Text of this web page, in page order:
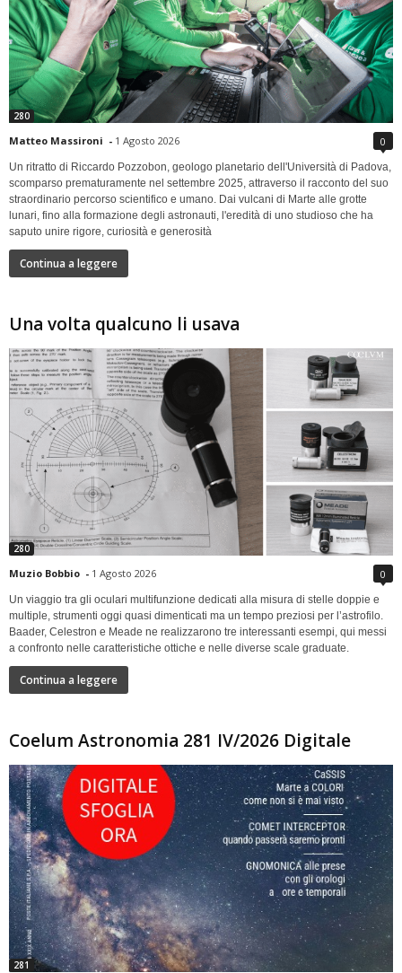
280
Matteo Massironi - 1 Agosto 2026 0
Un ritratto di Riccardo Pozzobon, geologo planetario dell'Università di Padova,
scomparso prematuramente nel settembre 2025, attraverso il racconto del suo
straordinario percorso scientifico e umano. Dai vulcani di Marte alle grotte
lunari, fino alla formazione degli astronauti, l'eredità di uno studioso che ha
saputo unire rigore, curiosità e generosità
Continua a leggere
Una volta qualcuno li usava
280
Muzio Bobbio - 1 Agosto 2026 0
Un viaggio tra gli oculari multifunzione dedicati alla misura di stelle doppie e
multiple, strumenti oggi quasi dimenticati ma un tempo preziosi per l’astrofilo.
Baader, Celestron e Meade ne realizzarono tre interessanti esempi, qui messi
a confronto nelle caratteristiche ottiche e nelle diverse scale graduate.
Continua a leggere
Coelum Astronomia 281 IV/2026 Digitale
281